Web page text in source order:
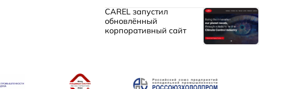
Баумана
CAREL запустил
обновлённый
корпоративный сайт